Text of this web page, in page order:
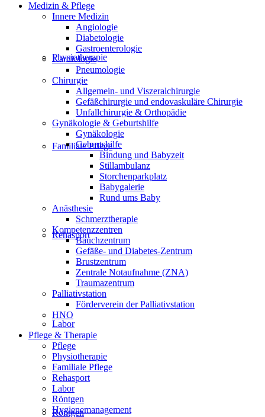
Physiotherapie
Familiale Pflege
Rehasport
Labor
Röntgen
Medizin & Pflege
Innere Medizin
Angiologie
Diabetologie
Gastroenterologie
Kardiologie
Pneumologie
Chirurgie
Allgemein- und Viszeralchirurgie
Gefäßchirurgie und endovaskuläre Chirurgie
Unfallchirurgie & Orthopädie
Gynäkologie & Geburtshilfe
Gynäkologie
Geburtshilfe
Bindung und Babyzeit
Stillambulanz
Storchenparkplatz
Babygalerie
Rund ums Baby
Anästhesie
Schmerztherapie
Kompetenzzentren
Bauchzentrum
Gefäße- und Diabetes-Zentrum
Brustzentrum
Zentrale Notaufnahme (ZNA)
Traumazentrum
Palliativstation
Förderverein der Palliativstation
HNO
Pflege & Therapie
Pflege
Physiotherapie
Familiale Pflege
Rehasport
Labor
Röntgen
Hygienemanagement